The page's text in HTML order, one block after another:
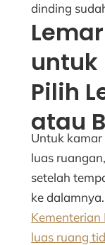
dinding
untuk
Pilih
atau
Untuk
luas
setelah
ke dalamnya.
Kementerian
luas ruang